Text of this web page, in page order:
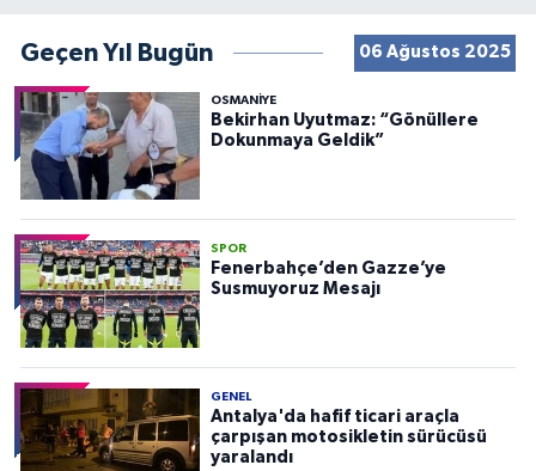
Geçen Yıl Bugün 06 Ağustos 2025
OSMANIYE
Bekirhan Uyutmaz: “Gönüllere
Dokunmaya Geldik”
SPOR
Fenerbahçe’den Gazze’ye
Susmuyoruz Mesajı
GENEL
Antalya'da hafif ticari araçla
çarpışan motosikletin sürücüsü
yaralandı